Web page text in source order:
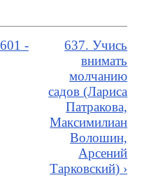
-
637. Учись
внимать
молчанию
садов (Лариса
Патракова,
Максимилиан
Волошин,
Арсений
Тарковский) ›